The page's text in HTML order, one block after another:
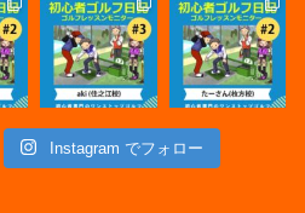
Instagram でフォロー